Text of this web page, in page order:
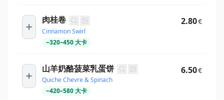
肉桂卷
Cinnamon Swirl
~320–450大卡
2.80€
山羊奶酪菠菜乳蛋饼
Quiche Chevre & Spinach
~420–580大卡
6.50€